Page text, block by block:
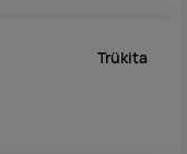
Trükita